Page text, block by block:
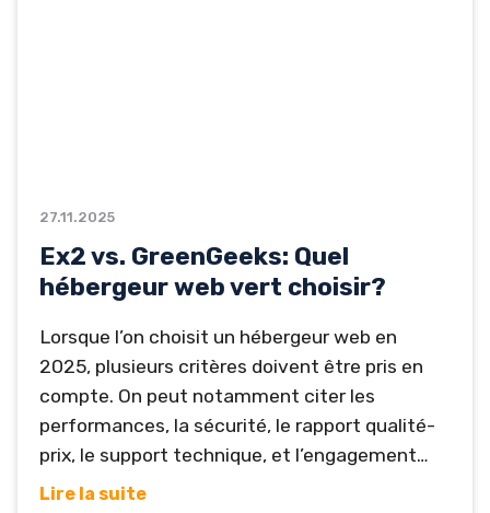
27.11.2025
Ex2 vs. GreenGeeks: Quel
hébergeur web vert choisir?
Lorsque l’on choisit un hébergeur web en
2025, plusieurs critères doivent être pris en
compte. On peut notamment citer les
performances, la sécurité, le rapport qualité-
prix, le support technique, et l’engagement
écologique de l’entreprise. Seuls de rares
Lire la suite